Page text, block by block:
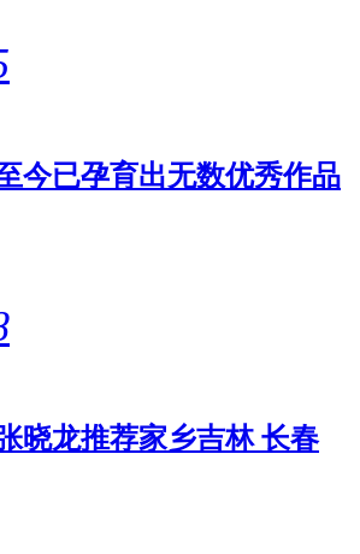
今已孕育出无数优秀作品
晓龙推荐家乡吉林 长春